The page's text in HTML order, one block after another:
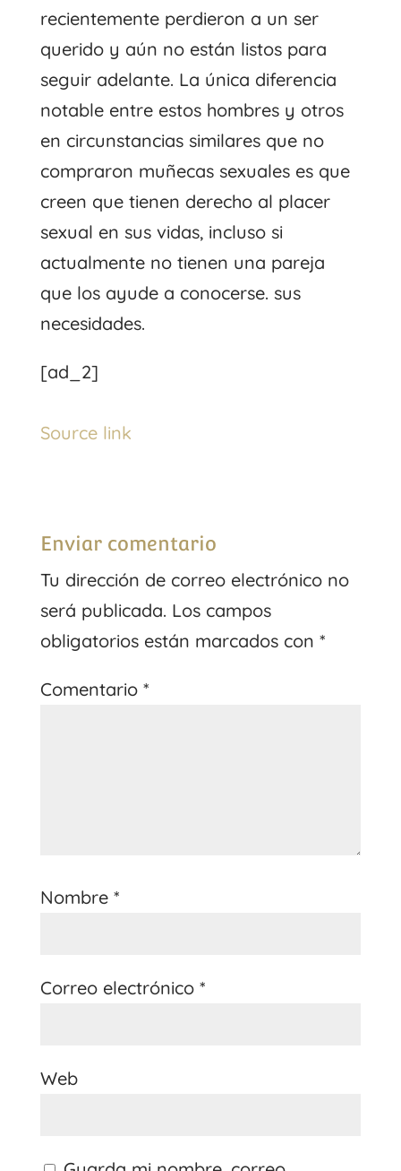
recientemente perdieron a un ser
querido y aún no están listos para
seguir adelante. La única diferencia
notable entre estos hombres y otros
en circunstancias similares que no
compraron muñecas sexuales es que
creen que tienen derecho al placer
sexual en sus vidas, incluso si
actualmente no tienen una pareja
que los ayude a conocerse. sus
necesidades.
[ad_2]
Source link
Enviar comentario
Tu dirección de correo electrónico no
será publicada. Los campos
obligatorios están marcados con *
Comentario *
Nombre *
Correo electrónico *
Web